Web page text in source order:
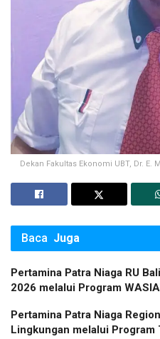
Dekan Fakultas Ekonomi UBT, Dr. E.
Baca Juga
Pertamina Patra Niaga RU
2026 melalui Program
Pertamina Patra Niaga
Lingkungan melalui Program